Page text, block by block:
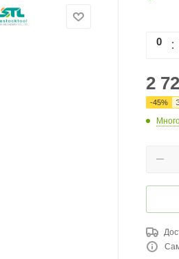
0
2
-45%